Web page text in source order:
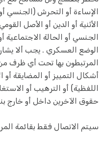
الإساءة أو التحرش (الجنسي
الأثنية أو الدين أو الأصل
الجنسي أو الحالة الاجتماعية
الوضع العسكري . يجب ألا
المرتبطون بها تحت أي
أشكال التمييز أو المضايقة
اللفظية) أو الترهيب أو
حقوق الآخرين داخل أو خارج
سيتم الاتصال فقط بقائمة